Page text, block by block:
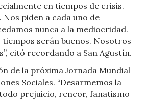
en tiempos de crisis.
Nos piden a cada uno de
nunca a la mediocridad.
tiempos serán buenos. Nosotros
citó recordando a San Agustín.
de la próxima Jornada Mundial
Sociales. “Desarmemos la
prejuicio, rencor, fanatismo